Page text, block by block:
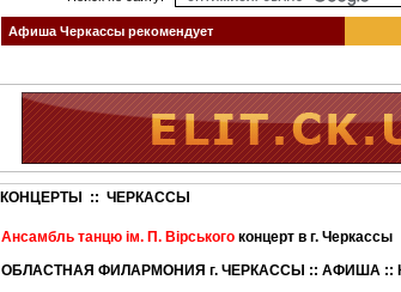
Афиша Черкассы рекомендует
КОНЦЕРТЫ :: ЧЕРКАССЫ
Ансамбль танцю ім. П. Вірськогоконцерт в г. Черкассы
ОБЛАСТНАЯ ФИЛАРМОНИЯ г. ЧЕРКАССЫ :: АФИША ::